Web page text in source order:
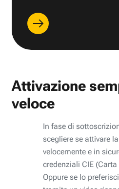
Attivazione
veloce
In fase di
scegliere se attivare
velocemente e in
credenziali CIE
Oppure se lo